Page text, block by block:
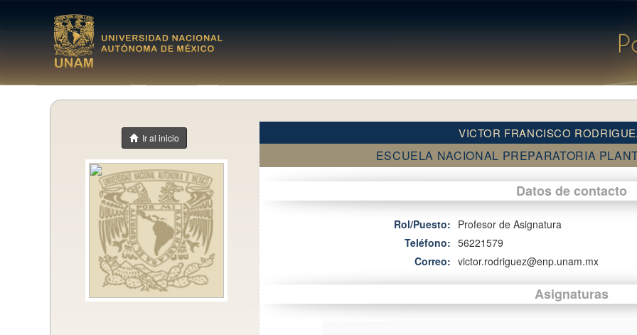
Ir al inicio VICTOR FRANCISCO
ESCUELA NACIONAL PREPARATORIA
Datos de contacto
Rol/Puesto: Profesor de Asignatura
Teléfono: 56221579
Correo: victor.rodriguez@enp.unam.mx
Asignaturas